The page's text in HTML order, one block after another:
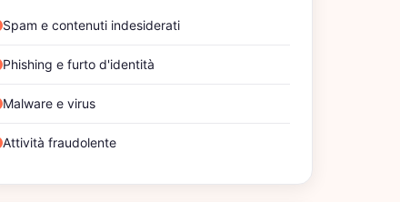
Spam e contenuti indesiderati
Phishing e furto d'identità
Malware e virus
Attività fraudolente